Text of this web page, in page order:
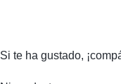
Si te ha gustado,